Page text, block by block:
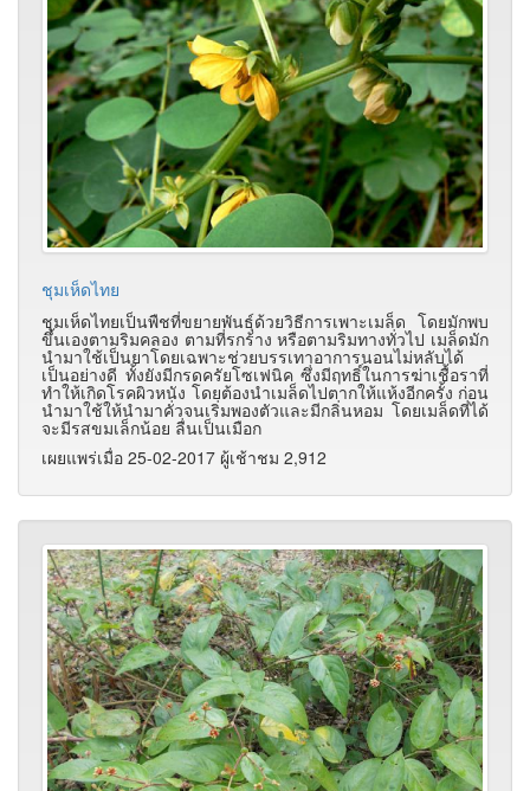
ชุมเห็ดไทย
ชุมเห็ดไทยเป็นพืชที่ขยายพันธุ์ด้วยวิธีการเพาะเมล็ด โดยมักพบ
ขึ้นเองตามริมคลอง ตามที่รกร้าง หรือตามริมทางทั่วไป เมล็ดมัก
นำมาใช้เป็นยาโดยเฉพาะช่วยบรรเทาอาการนอนไม่หลับได้
เป็นอย่างดี ทั้งยังมีกรดครัยโซเฟนิค ซึ่งมีฤทธิ์ในการฆ่าเชื้อราที่
ทำให้เกิดโรคผิวหนัง โดยต้องนำเมล็ดไปตากให้แห้งอีกครั้ง ก่อน
นำมาใช้ให้นำมาคั่วจนเริ่มพองตัวและมีกลิ่นหอม โดยเมล็ดที่ได้
จะมีรสขมเล็กน้อย ลื่นเป็นเมือก
เผยแพร่เมื่อ 25-02-2017 ผู้เช้าชม 2,912